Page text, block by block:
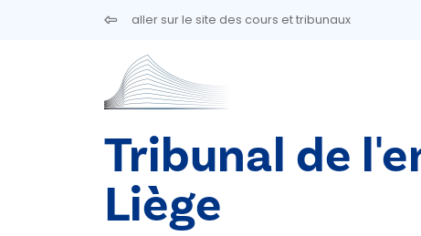
Aller au contenu principalaller sur le site des cours et tribunaux
Tribunal de
Liège